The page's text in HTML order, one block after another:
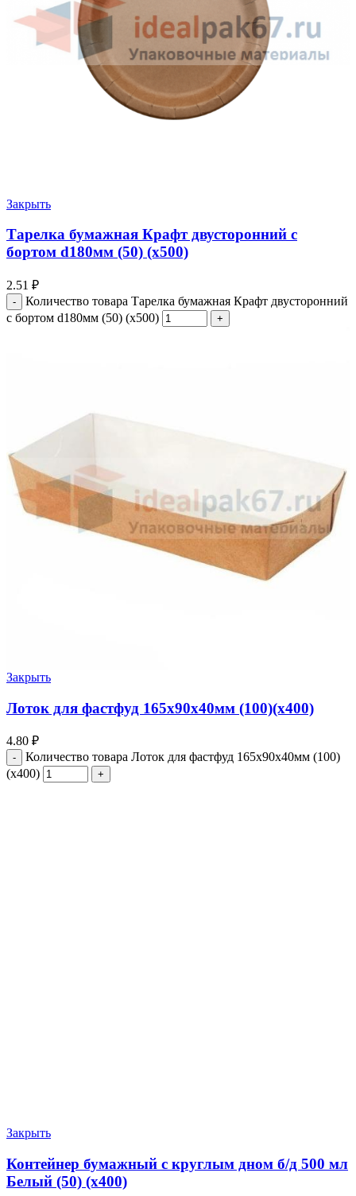
Закрыть
Тарелка бумажная Крафт двусторонний с
бортом d180мм (50) (х500)
2.51 ₽
Количество товара Тарелка бумажная Крафт двусторонний
с бортом d180мм (50) (х500)
Закрыть
Лоток для фастфуд 165х90х40мм (100)(х400)
4.80 ₽
Количество товара Лоток для фастфуд 165х90х40мм (100)
(х400)
Закрыть
Контейнер бумажный с круглым дном б/д 500 мл
Белый (50) (х400)